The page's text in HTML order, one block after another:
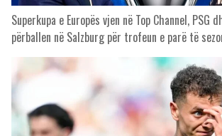
Superkupa e Europës vjen në Top Channel, PSG
përballen në Salzburg për trofeun e parë të